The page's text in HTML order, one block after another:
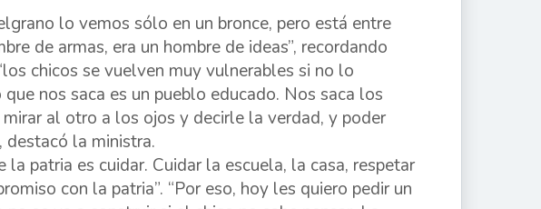
lo vemos sólo en un bronce, pero está entre
de armas, era un hombre de ideas”, recordando
chicos se vuelven muy vulnerables si no lo
que nos saca es un pueblo educado. Nos saca los
al otro a los ojos y decirle la verdad, y poder
destacó la ministra.
patria es cuidar. Cuidar la escuela, la casa, respetar
con la patria”. “Por eso, hoy les quiero pedir un